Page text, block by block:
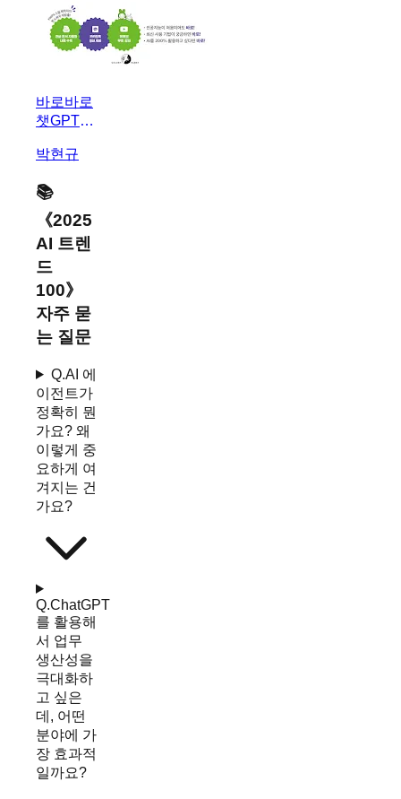
바로바로
챗GPT X
X 코덱스
박현규
📚
《2025
AI 트렌
드
100》
자주 묻
는 질문
Q.AI 에
이전트가
정확히 뭔
가요? 왜
이렇게 중
요하게 여
겨지는 건
가요?
Q.ChatGPT
를 활용해
서 업무
생산성을
극대화하
고 싶은
데, 어떤
분야에 가
장 효과적
일까요?